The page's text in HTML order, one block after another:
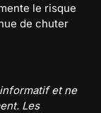
le risque
de chuter
et ne
Les